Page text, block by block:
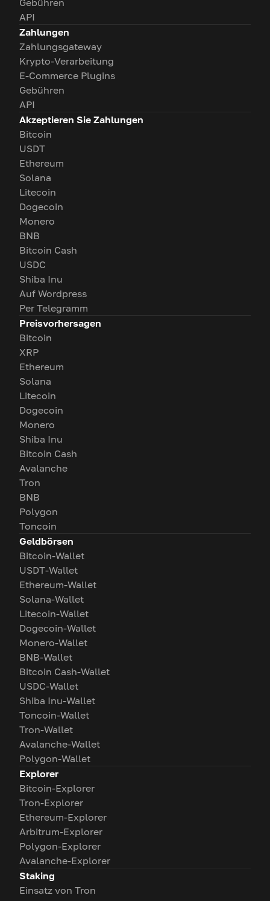
Gebühren
API
Zahlungen
Zahlungsgateway
Krypto-Verarbeitung
E-Commerce Plugins
Gebühren
API
Akzeptieren Sie Zahlungen
Bitcoin
USDT
Ethereum
Solana
Litecoin
Dogecoin
Monero
BNB
Bitcoin Cash
USDC
Shiba Inu
Auf Wordpress
Per Telegramm
Preisvorhersagen
Bitcoin
XRP
Ethereum
Solana
Litecoin
Dogecoin
Monero
Shiba Inu
Bitcoin Cash
Avalanche
Tron
BNB
Polygon
Toncoin
Geldbörsen
Bitcoin-Wallet
USDT-Wallet
Ethereum-Wallet
Solana-Wallet
Litecoin-Wallet
Dogecoin-Wallet
Monero-Wallet
BNB-Wallet
Bitcoin Cash-Wallet
USDC-Wallet
Shiba Inu-Wallet
Toncoin-Wallet
Tron-Wallet
Avalanche-Wallet
Polygon-Wallet
Explorer
Bitcoin-Explorer
Tron-Explorer
Ethereum-Explorer
Arbitrum-Explorer
Polygon-Explorer
Avalanche-Explorer
Staking
Einsatz von Tron